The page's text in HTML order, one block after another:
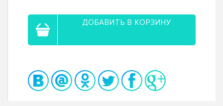
ДОБАВИТЬ В КОРЗИНУ